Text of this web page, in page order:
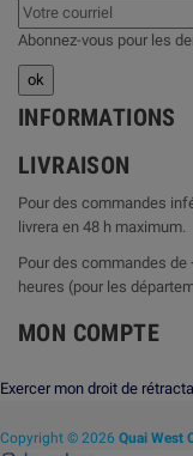
Abonnez-vous pour les
INFORMATIONS
LIVRAISON
Pour des commandes
livrera en 48 h maximum.
Pour des commandes de
heures (pour les
MON COMPTE
Exercer mon droit de
Copyright © 2026 Quai West